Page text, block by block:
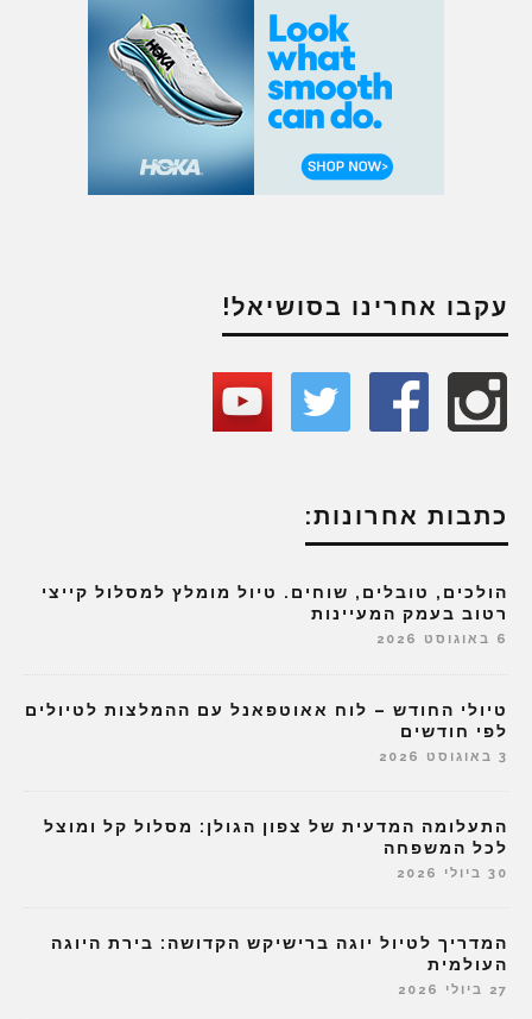
עקבו אחרינו בסושיאל!
כתבות אחרונות:
הולכים, טובלים, שוחים. טיול מומלץ למסלול קייצי
רטוב בעמק המעיינות
6 באוגוסט 2026
טיולי החודש – לוח אאוטפאנל עם ההמלצות לטיולים
לפי חודשים
3 באוגוסט 2026
התעלומה המדעית של צפון הגולן: מסלול קל ומוצל
לכל המשפחה
30 ביולי 2026
המדריך לטיול יוגה ברישיקש הקדושה: בירת היוגה
העולמית
27 ביולי 2026